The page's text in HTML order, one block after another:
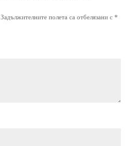
Задължителните полета са отбелязани с *